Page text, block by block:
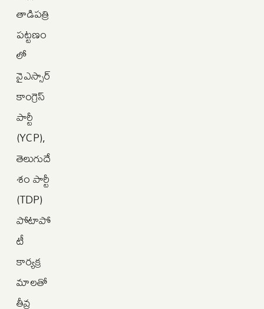
తాడిపత్రి
పట్టణం
లో
వైఎస్సార్
కాంగ్రెస్
పార్టీ
(YCP),
తెలుగుదే
శం పార్టీ
(TDP)
పోటాపో
టీ
కార్యక్ర
మాలతో
తీవ్ర